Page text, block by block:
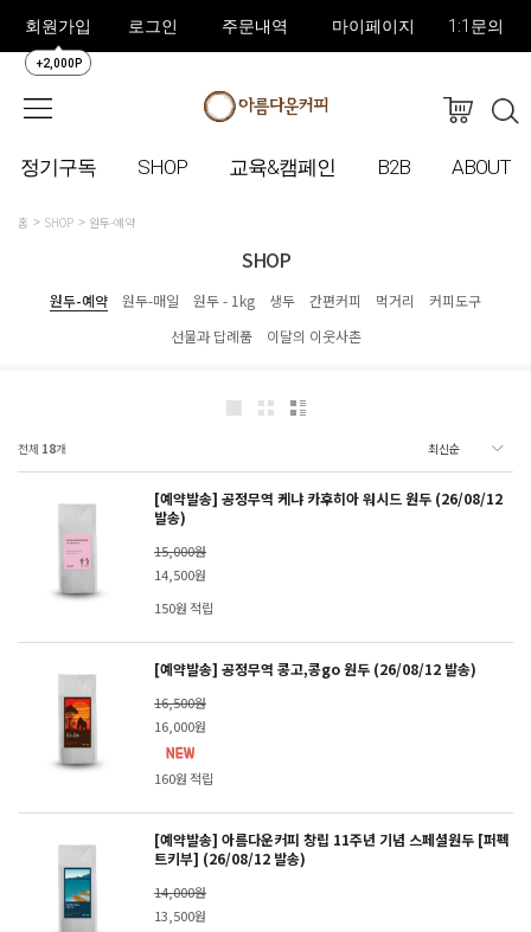
회원가입
+2,000P
로그인 주문내역 마이페이지 1:1문의
정기구독 SHOP 교육&캠페인 B2B ABOUT
홈 SHOP 원두-예약
SHOP
원두-예약 원두-매일 원두 - 1kg 생두 간편커피 먹거리
커피도구
선물과 답례품
이달의 이웃사촌
전체 18개
[예약발송] 공정무역 케냐 카후히아 워시드 원두 (26/08/12
발송)
15,000원
14,500원
150원 적립
[예약발송] 공정무역 콩고,콩go 원두 (26/08/12 발송)
16,500원
16,000원
160원 적립
[예약발송] 아름다운커피 창립 11주년 기념 스페셜원두 [퍼펙
트키부] (26/08/12 발송)
14,000원
13,500원